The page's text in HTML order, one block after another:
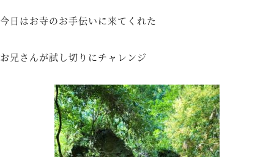
今日はお寺のお手伝いに来てくれた
お兄さんが試し切りにチャレンジ